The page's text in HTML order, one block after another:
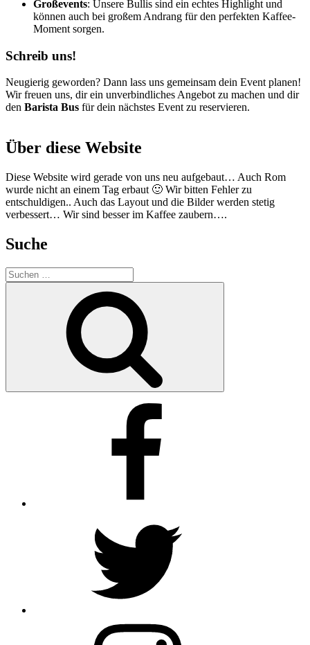
Großevents: Unsere Bullis sind ein echtes Highlight und
können auch bei großem Andrang für den perfekten Kaffee-
Moment sorgen.
Schreib uns!
Neugierig geworden? Dann lass uns gemeinsam dein Event planen!
Wir freuen uns, dir ein unverbindliches Angebot zu machen und dir
den Barista Bus für dein nächstes Event zu reservieren.
Über diese Website
Diese Website wird gerade von uns neu aufgebaut… Auch Rom
wurde nicht an einem Tag erbaut 🙂 Wir bitten Fehler zu
entschuldigen.. Auch das Layout und die Bilder werden stetig
verbessert… Wir sind besser im Kaffee zaubern….
Suche
Suchen
nach: